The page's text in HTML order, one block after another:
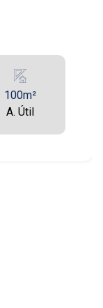
Aug/Fri
100m²
A. Útil